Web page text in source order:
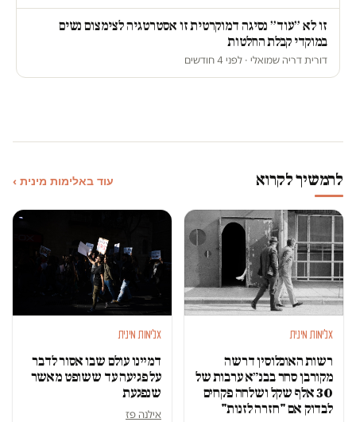
זו לא ״עוד״ נסיגה דמוקרטית זו אסטרטגיה לצימצום נשים
במוקדי קבלת החלטות
דורית דריה שמואלי · לפני 4 חודשים
להמשיך לקרוא עוד באלימות מינית ›
אלימות מינית
רשות האוכלוסין דרשה
מקורבן סחר בבנ״א ערבות של
30 אלף שקל ושלחה פקחים
לבדוק אם "חזרה לזנות"
אלימות מינית
דמיינו עולם שבו אסור לדבר
על פגיעה עד ששופט מאשר
שנפגעת
אילנה פז